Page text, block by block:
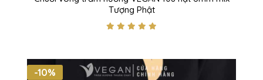
Tượng Phật
-10%